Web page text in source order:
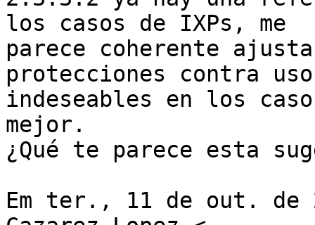
los casos de IXPs, me
parece coherente
protecciones contra
indeseables en los
mejor.
¿Qué te parece esta
Em ter., 11 de out. de